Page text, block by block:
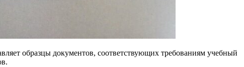
образцы документов, соответствующих требованиям учебный